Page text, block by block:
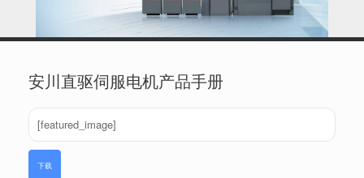
安川直驱伺服电机产品手册
[featured_image]
下载